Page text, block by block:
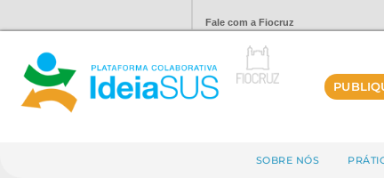
Fale com a Fiocruz
SOBRE NÓS